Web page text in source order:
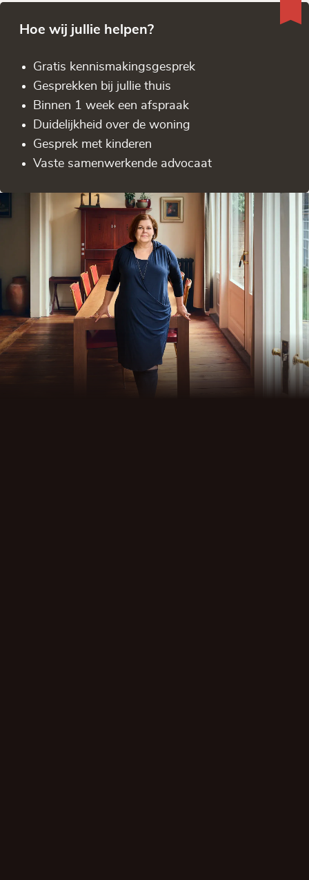
Hoe wij jullie helpen?
Gratis kennis­makingsgesprek
Gesprekken bij jullie thuis
Binnen 1 week een afspraak
Duidelijkheid over de woning
Gesprek met kinderen
Vaste samenwerkende advocaat